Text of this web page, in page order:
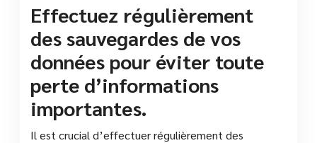
Effectuez régulièrement
des sauvegardes de vos
données pour éviter toute
perte d’informations
importantes.
Il est crucial d’effectuer régulièrement des